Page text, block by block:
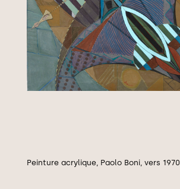
Peinture acrylique, Paolo Boni, vers 1970